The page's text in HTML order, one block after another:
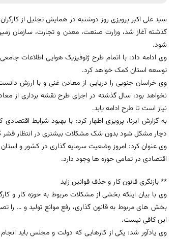
سید علی اکبر پرویزی روز دوشنبه در همایش تجلیل از
گذشته آغاز شد، وزارت صنعت، معدن و تجارت، سازمان
شود.
وی ادامه داد: با اتمام طرح ژئوفیزیک هوایی اطلاعات
توسعه استان کمک خواهد کرد.
وی خراسان جنوبی را دریایی از معادن غنی و با ارزش
نیاز است تا طرح ادامه یابد.
به گزارش ایرنا، پرویزی اظهار کرد: با بهبود شرایط
دچار مشکل شود بدون شک مشکلات بیشتری در انتظار قشر
وی عنوان کرد: امروز وضعیت سرمایه گذاری در کشور و
اقتصادی در تمامی حوزه ها وجود دارد.
** بازنگری قانون کار و حذف قوانین زاید
وی با بیان اینکه بخشی از مشکلات مربوط به حوزه کار و
این کافی نیست.
وی یادآور شد: یکی از کارهایی که دولت و مجلس باید